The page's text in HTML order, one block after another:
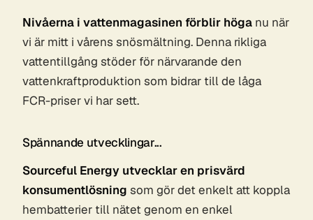
Nivåerna i vattenmagasinen förblir höga nu när
vi är mitt i vårens snösmältning. Denna rikliga
vattentillgång stöder för närvarande den
vattenkraftproduktion som bidrar till de låga
FCR-priser vi har sett.
Spännande utvecklingar...
Sourceful Energy utvecklar en prisvärd
konsumentlösning som gör det enkelt att koppla
hembatterier till nätet genom en enkel